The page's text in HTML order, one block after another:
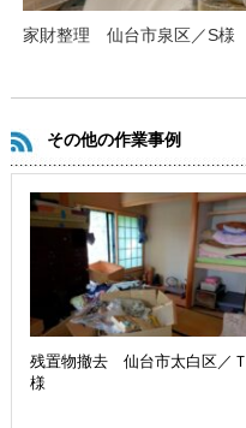
家財整理 仙台市泉区／S様
その他の作業事例
残置物撤去 仙台市太白区／Ｔ
様